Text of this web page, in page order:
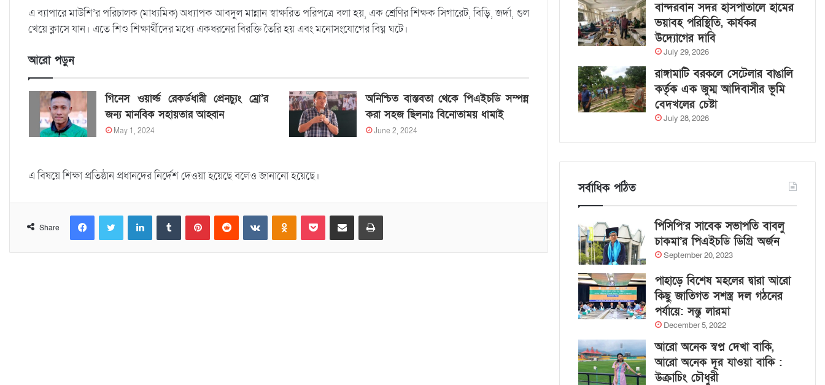
এ ব্যাপারে মাউশি’র পরিচালক (মাধ্যমিক) অধ্যাপক আবদুল মান্নান স্বাক্ষরিত পরিপত্রে বলা হয়, এক শ্রেণির শিক্ষক সিগারেট, বিড়ি, জর্দা, গুল
খেয়ে ক্লাসে যান। এতে শিশু শিক্ষার্থীদের মধ্যে একধরনের বিরক্তি তৈরি হয় এবং মনোসংযোগের বিঘ্ন ঘটে।
আরো পড়ুন
গিনেস ওয়ার্ল্ড রেকর্ডধারী প্রেনচ্যুং ম্রো’র
জন্য মানবিক সহায়তার আহ্বান
May 1, 2024
অনিশ্চিত বাস্তবতা থেকে পিএইচডি সম্পন্ন
করা সহজ ছিলনাঃ বিনোতাময় ধামাই
June 2, 2024
এ বিষয়ে শিক্ষা প্রতিষ্ঠান প্রধানদের নির্দেশ দেওয়া হয়েছে বলেও জানানো হয়েছে।
Share
বান্দরবান সদর হাসপাতালে হামের
ভয়াবহ পরিস্থিতি, কার্যকর
উদ্যোগের দাবি
July 29, 2026
রাঙ্গামাটি বরকলে সেটেলার বাঙালি
কর্তৃক এক জুম্ম আদিবাসীর ভূমি
বেদখলের চেষ্টা
July 28, 2026
সর্বাধিক পঠিত
পিসিপি’র সাবেক সভাপতি বাবলু
চাকমা’র পিএইচডি ডিগ্রি অর্জন
September 20, 2023
পাহাড়ে বিশেষ মহলের দ্বারা আরো
কিছু জাতিগত সশস্ত্র দল গঠনের
পর্যায়ে: সন্তু লারমা
December 5, 2022
আরো অনেক স্বপ্ন দেখা বাকি,
আরো অনেক দূর যাওয়া বাকি :
উক্রাচিং চৌধুরী